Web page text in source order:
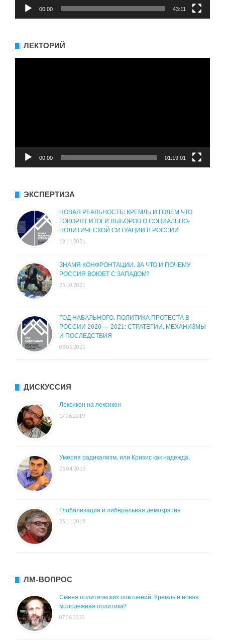
00:00 43:11
ЛЕКТОРИЙ
00:00 01:19:01
ЭКСПЕРТИЗА
НОВАЯ РЕАЛЬНОСТЬ: КРЕМЛЬ И ГОЛЕМ ЧТО
ГОВОРЯТ ИТОГИ ВЫБОРОВ О СОЦИАЛЬНО-
ПОЛИТИЧЕСКОЙ СИТУАЦИИ В РОССИИ
18.11.2021
ЗНАМЯ КОНФРОНТАЦИИ. ЗА ЧТО И ПОЧЕМУ
РОССИЯ ВОЮЕТ С ЗАПАДОМ?
25.10.2021
ГОД НАВАЛЬНОГО. ПОЛИТИКА ПРОТЕСТА В
РОССИИ 2020 — 2021: СТРАТЕГИИ, МЕХАНИЗМЫ
И ПОСЛЕДСТВИЯ
08.09.2021
ДИСКУССИЯ
Лексикон на лексикон
17.06.2019
Умеряя радикализм, или Кризис как надежда.
29.04.2019
Глобализация и либеральная демократия
23.11.2018
ЛМ-ВОПРОС
Смена политических поколений. Кремль и новая
молодежная политика?
07.08.2020